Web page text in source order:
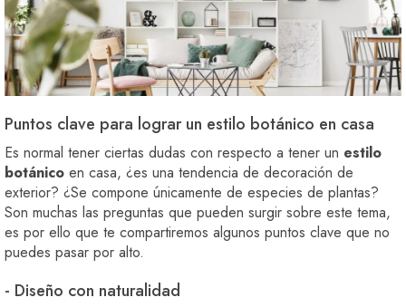
Puntos clave para lograr un estilo botánico en casa
Es normal tener ciertas dudas con respecto a tener un estilo
botánico en casa, ¿es una tendencia de decoración de
exterior? ¿Se compone únicamente de especies de plantas?
Son muchas las preguntas que pueden surgir sobre este tema,
es por ello que te compartiremos algunos puntos clave que no
puedes pasar por alto.
- Diseño con naturalidad